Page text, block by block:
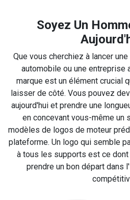
Soyez Un
Que vous cherchiez à lancer
automobile ou une entreprise
marque est un élément crucial
laisser de côté. Vous pouvez
aujourd'hui et prendre une
en concevant vous-même un
modèles de logos de moteur
plateforme. Un logo qui semble
à tous les supports est ce
prendre un bon départ dans